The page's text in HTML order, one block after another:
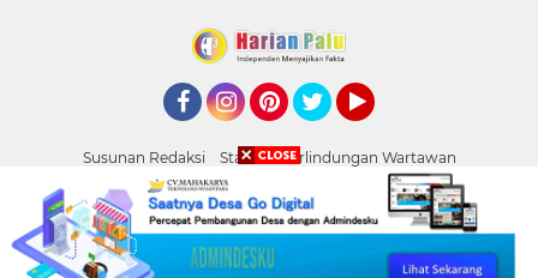
Susunan Redaksi
Standar Perlindungan Wartawan
Pasang Iklan
Tentang Kami Pedoman Media Siber
Palu
Copyright ©2026 HARIAN PALU